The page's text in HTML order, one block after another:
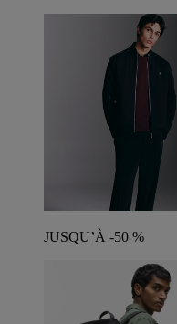
JUSQU’À -50 %